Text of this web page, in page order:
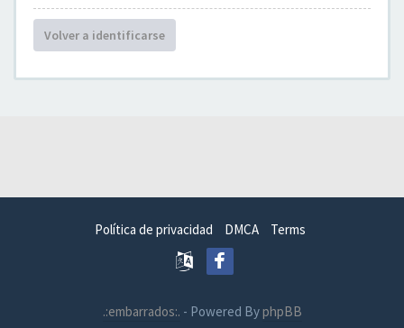
Volver a identificarse
Política de privacidad DMCA Terms
.:embarrados:. - Powered ByphpBB